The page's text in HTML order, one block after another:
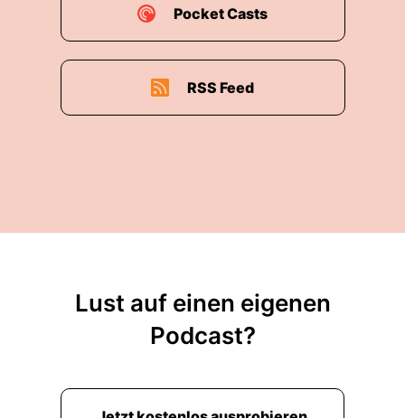
Pocket Casts
RSS Feed
Lust auf einen eigenen
Podcast?